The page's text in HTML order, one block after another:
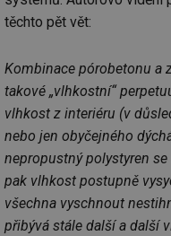
těchto pět vět:
Kombinace pórobetonu a
takové „vlhkostní“
vlhkost z interiéru (v
nebo jen obyčejného
nepropustný polystyren
pak vlhkost postupně
všechna vyschnout
přibývá stále další a další